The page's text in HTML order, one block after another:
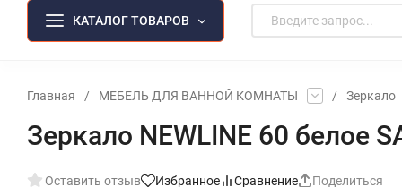
КАТАЛОГ ТОВАРОВ
Главная / МЕБЕЛЬ ДЛЯ ВАННОЙ КОМНАТЫ / Зеркало
Зеркало NEWLINE 60 белое
Оставить отзыв Избранное Сравнение Поделиться